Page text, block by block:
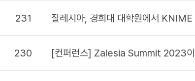
231 잘레시아, 경희대 대학원에서 KNIME
230 [컨퍼런스] Zalesia Summit 2023